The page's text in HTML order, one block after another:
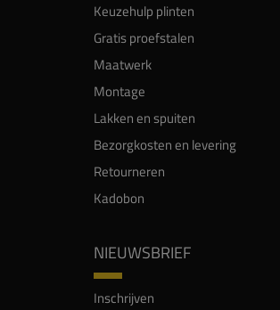
Keuzehulp plinten
Gratis proefstalen
Maatwerk
Montage
Lakken en spuiten
Bezorgkosten en levering
Retourneren
Kadobon
NIEUWSBRIEF
Inschrijven